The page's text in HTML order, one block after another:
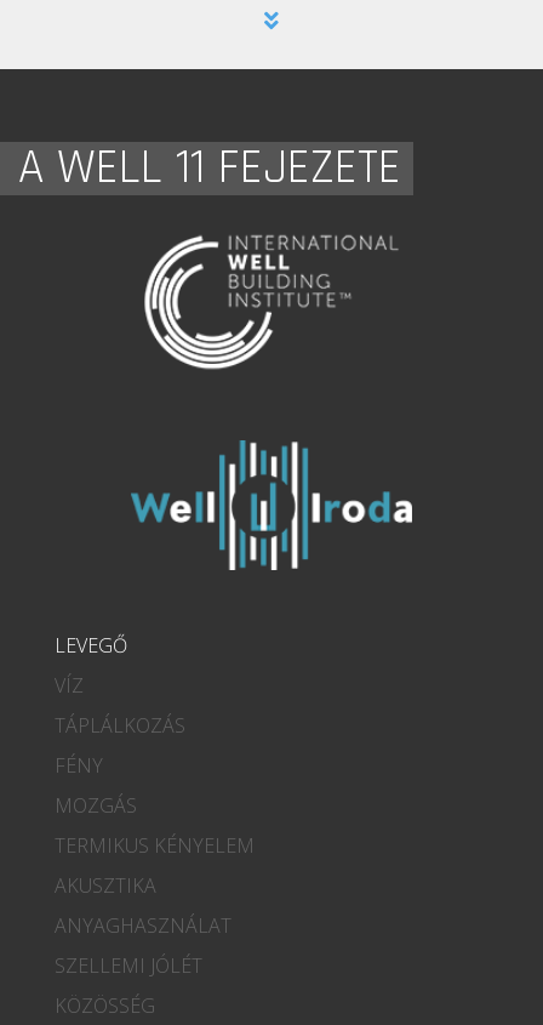
A WELL 11 FEJEZETE
LEVEGŐ
VÍZ
TÁPLÁLKOZÁS
FÉNY
MOZGÁS
TERMIKUS KÉNYELEM
AKUSZTIKA
ANYAGHASZNÁLAT
SZELLEMI JÓLÉT
KÖZÖSSÉG